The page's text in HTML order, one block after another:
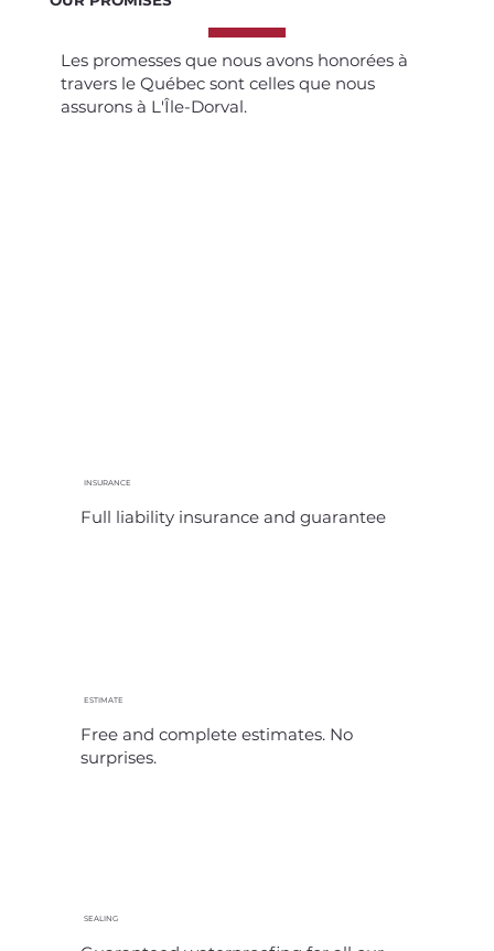
Les promesses que nous avons honorées à
travers le Québec sont celles que nous
assurons à L'Île-Dorval.
INSURANCE
Full liability insurance and guarantee
ESTIMATE
Free and complete estimates. No
surprises.
SEALING